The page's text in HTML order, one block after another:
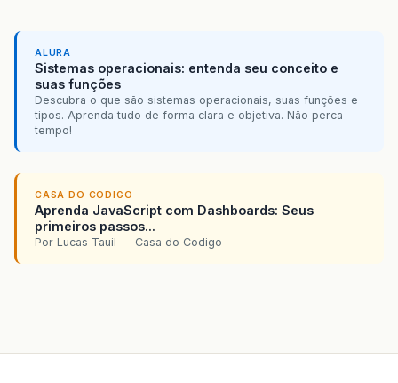
ALURA
Sistemas operacionais: entenda seu conceito e
suas funções
Descubra o que são sistemas operacionais, suas funções e
tipos. Aprenda tudo de forma clara e objetiva. Não perca
tempo!
CASA DO CODIGO
Aprenda JavaScript com Dashboards: Seus
primeiros passos...
Por Lucas Tauil — Casa do Codigo